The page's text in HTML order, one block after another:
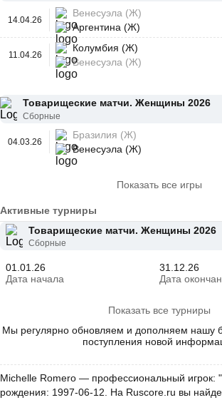
14.04.26
Венесуэла (Ж)
Аргентина (Ж)
11.04.26
Колумбия (Ж)
Венесуэла (Ж)
Товарищеские матчи. Женщины 2026
Сборные
04.03.26
Бразилия (Ж)
Венесуэла (Ж)
Показать все игры
Активные турниры
Товарищеские матчи. Женщины 2026
Сборные
01.01.26
Дата начала
31.12.26
Дата
Показать все турниры
Мы регулярно обновляем и дополняем нашу
поступления новой
Michelle Romero — профессиональный игрок:
рождения: 1997-06-12. На Ruscore.ru вы